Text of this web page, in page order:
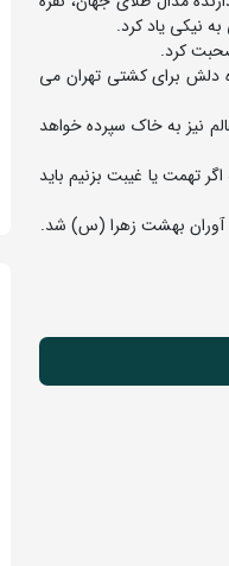
نیکی یاد کرد.
کرد.
دلش برای کشتی تهران می
نیز به خاک سپرده خواهد
تهمت یا غیبت بزنیم باید
آوران بهشت زهرا (س) شد.